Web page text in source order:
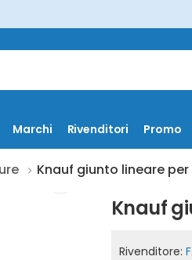
Marchi Rivenditori Promo
Knauf giunto lineare
Knauf
Rivenditore: